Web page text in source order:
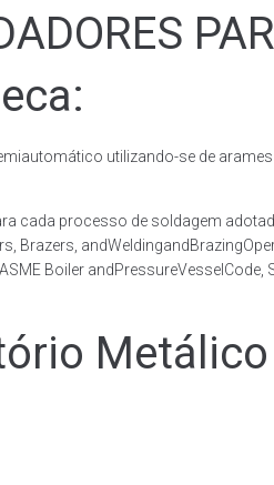
utilizando-se de
cada processo de soldagem
Brazers,
Boiler